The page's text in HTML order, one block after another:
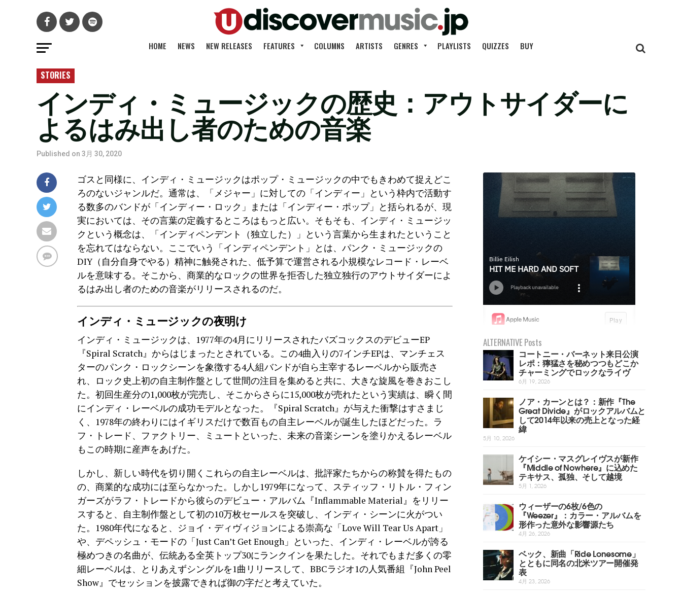
HOME NEWS NEW RELEASES FEATURES COLUMNS ARTISTS GENRES PLAYLISTS QUIZZES BUY
STORIES
インディ・ミュージックの歴史：アウトサイダーに
よるはみ出し者のための音楽
Published on 3月 30, 2020
ゴスと同様に、インディ・ミュージックはポップ・ミュージックの中でもきわめて捉えどこ
ろのないジャンルだ。通常は、「メジャー」に対しての「インディー」という枠内で活動す
る数多のバンドが「インディー・ロック」または「インディー・ポップ」と括られるが、現
実においては、その言葉の定義するところはもっと広い。そもそも、インディ・ミュージッ
クという概念は、「インディペンデント（独立した）」という言葉から生まれたということ
を忘れてはならない。ここでいう「インディペンデント」とは、パンク・ミュージックの
DIY（自分自身でやる）精神に触発された、低予算で運営される小規模なレコード・レーベ
ルを意味する。そこから、商業的なロックの世界を拒否した独立独行のアウトサイダーによ
るはみ出し者のための音楽がリリースされるのだ。
インディ・ミュージックの夜明け
インディ・ミュージックは、1977年の4月にリリースされたバズコックスのデビューEP
『Spiral Scratch』からはじまったとされている。この4曲入りの7インチEPは、マンチェス
ターのパンク・ロックシーンを象徴する4人組バンドが自ら主宰するレーベルから販売さ
れ、ロック史上初の自主制作盤として世間の注目を集めると共に、大きな旋風を巻きおこし
た。初回生産分の1,000枚が完売し、そこからさらに15,000枚が売れたという実績は、瞬く間
にインディ・レーベルの成功モデルとなった。『Spiral Scratch』が与えた衝撃はすさまじ
く、1978年の終わりにはイギリスだけで数百もの自主レーベルが誕生したほどだった。ラ
フ・トレード、ファクトリー、ミュートといった、未来の音楽シーンを塗りかえるレーベル
もこの時期に産声をあげた。
しかし、新しい時代を切り開くこれらの自主レーベルは、批評家たちからの称賛を得たもの
の、商業的な成功には至らなかった。しかし1979年になって、スティッフ・リトル・フィン
ガーズがラフ・トレードから彼らのデビュー・アルバム『Inflammable Material』をリリー
スすると、自主制作盤として初の10万枚セールスを突破し、インディ・シーンに火がつい
た。1980年代になると、ジョイ・ディヴィジョンによる崇高な「Love Will Tear Us Apart」
や、デペッシュ・モードの「Just Can’t Get Enough」といった、インディ・レーベルが誇る
極めつきの名曲が、伝統ある全英トップ30にランクインを果たした。それでもまだ多くの零
細レーベルは、とりあえずシングルを1曲リリースして、BBCラジオ1の人気番組『John Peel
Show』でセッションを披露できれば御の字だと考えていた。
ALTERNATIVE Posts
コートニー・バーネット来日公演
レポ：獰猛さを秘めつつもどこか
チャーミングでロックなライヴ
6月 19, 2026
ノア・カーンとは？：新作『The
Great Divide』がロックアルバムと
して2014年以来の売上となった経
緯
5月 10, 2026
ケイシー・マスグレイヴスが新作
『Middle of Nowhere』に込めた
テキサス、孤独、そして越境
5月 1, 2026
ウィーザーの6枚/6色の
『Weezer』：カラー・アルバムを
形作った意外な影響源たち
4月 26, 2026
ベック、新曲「Ride Lonesome」
とともに同名の北米ツアー開催発
表
4月 23, 2026